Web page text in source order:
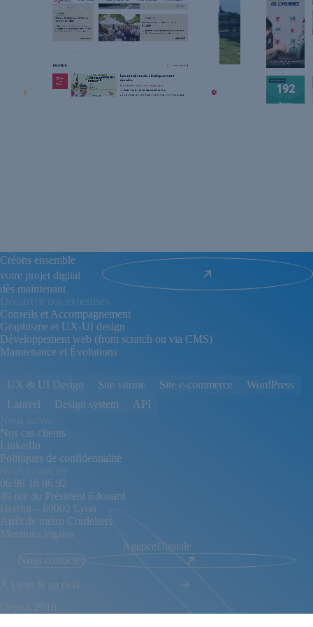
Créons ensemble
votre projet digital
dès maintenant
Découvrir nos expertises
Conseils et Accompagnement
Graphisme et UX-UI design
Développement web (from scratch ou via CMS)
Maintenance et Évolutions
UX & UI Design Site vitrine Site e-commerce
WordPress
Laravel
Design system
API
Nous suivre
Nos cas clients
LinkedIn
Politiques de confidentialité
06 98 16 06 92
49 rue du Président Edouard
Herriot – 69002 Lyon
Arrêt de métro Cordeliers
Mentions légales
AgenceDigitale
Nous contacter
À Lyon & au delà
Depuis 2018